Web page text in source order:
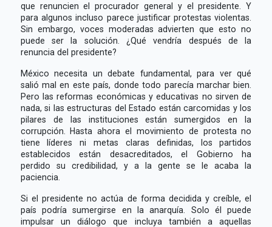
que renuncien el procurador general y el presidente. Y
para algunos incluso parece justificar protestas violentas.
Sin embargo, voces moderadas advierten que esto no
puede ser la solución. ¿Qué vendría después de la
renuncia del presidente?
México necesita un debate fundamental, para ver qué
salió mal en este país, donde todo parecía marchar bien.
Pero las reformas económicas y educativas no sirven de
nada, si las estructuras del Estado están carcomidas y los
pilares de las instituciones están sumergidos en la
corrupción. Hasta ahora el movimiento de protesta no
tiene líderes ni metas claras definidas, los partidos
establecidos están desacreditados, el Gobierno ha
perdido su credibilidad, y a la gente se le acaba la
paciencia.
Si el presidente no actúa de forma decidida y creíble, el
país podría sumergirse en la anarquía. Solo él puede
impulsar un diálogo que incluya también a aquellas